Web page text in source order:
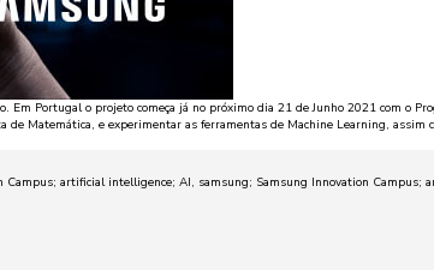
Portugal o projeto começa já no próximo dia 21 de Junho 2021 com o
Matemática, e experimentar as ferramentas de Machine Learning,
Campus; artificial intelligence; AI, samsung; Samsung Innovation Campus;